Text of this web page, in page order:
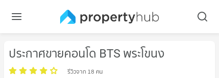
ประกาศขายคอนโด BTS พระโขนง
รีวิวจาก 18 คน